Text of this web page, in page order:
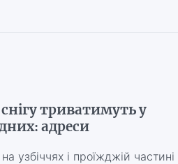
триватимуть у
адреси
узбіччях і проїжджій частині